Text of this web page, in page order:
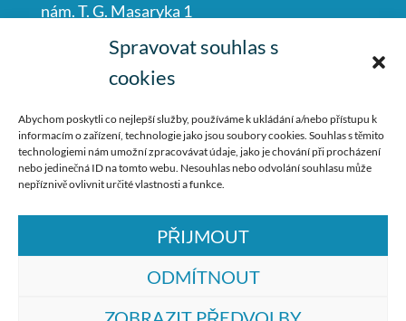
Spravovat souhlas s
cookies
Abychom poskytli co nejlepší služby, používáme k ukládání a/nebo přístupu k
informacím o zařízení, technologie jako jsou soubory cookies. Souhlas s těmito
technologiemi nám umožní zpracovávat údaje, jako je chování při procházení
nebo jedinečná ID na tomto webu. Nesouhlas nebo odvolání souhlasu může
nepříznivě ovlivnit určité vlastnosti a funkce.
PŘIJMOUT
ODMÍTNOUT
nám. T. G. Masaryka 1
Česká Lípa
487 881 111
podatelna@mucl.cz